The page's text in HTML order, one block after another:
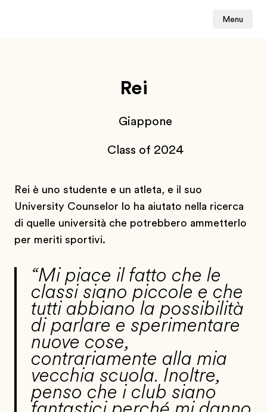
Menu
Rei
Giappone
Class of 2024
Rei è uno studente e un atleta, e il suo
University Counselor lo ha aiutato nella ricerca
di quelle università che potrebbero ammetterlo
per meriti sportivi.
“Mi piace il fatto che le
classi siano piccole e che
tutti abbiano la possibilità
di parlare e sperimentare
nuove cose,
contrariamente alla mia
vecchia scuola. Inoltre,
penso che i club siano